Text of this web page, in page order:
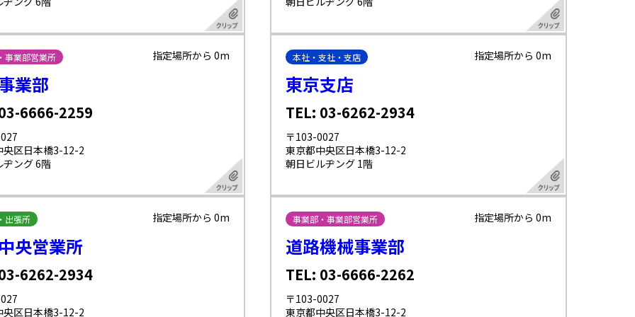
事業部営業所 指定場所から 0m
業部
6666-2259
央区日本橋3-12-2
ヂング 6階
本社・支社・支店 指定場所から 0m
東京支店
TEL: 03-6262-2934
〒103-0027
東京都中央区日本橋3-12-2
朝日ビルヂング 1階
出張所 指定場所から 0m
央営業所
6262-2934
央区日本橋3-12-2
事業部・事業部営業所 指定場所から 0m
道路機械事業部
TEL: 03-6666-2262
〒103-0027
東京都中央区日本橋3-12-2